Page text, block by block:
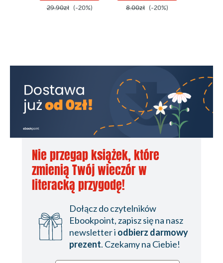
29.90zł (-20%) 8.00zł (-20%)
Nie przegap książek, które
zmienią Twój wieczór w
literacką przygodę!
Dołącz do czytelników
Ebookpoint, zapisz się na nasz
newsletter i odbierz darmowy
prezent. Czekamy na Ciebie!